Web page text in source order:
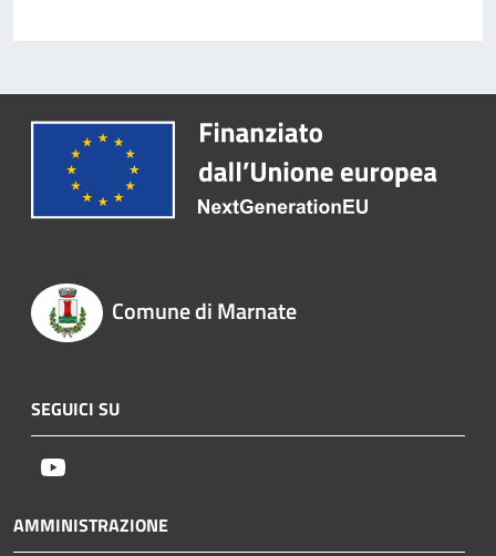
Comune di Marnate
SEGUICI SU
AMMINISTRAZIONE